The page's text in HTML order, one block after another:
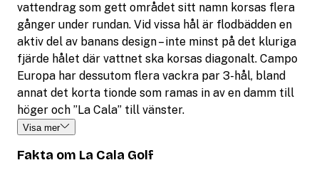
vattendrag som gett området sitt namn korsas flera
gånger under rundan. Vid vissa hål är flodbädden en
aktiv del av banans design – inte minst på det kluriga
fjärde hålet där vattnet ska korsas diagonalt. Campo
Europa har dessutom flera vackra par 3-hål, bland
annat det korta tionde som ramas in av en damm till
höger och ”La Cala” till vänster.
Visa mer
Fakta om La Cala Golf